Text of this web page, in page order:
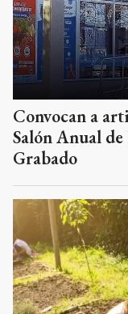
Convocan a
Salón Anual
Grabado